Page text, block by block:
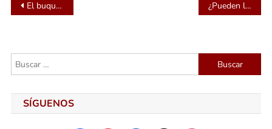
Navegación
entradas
El buque portacontenedores más grande del mundo completa su primer viaje de Asia a Europa ¿Pueden los cajeros automáticos llevar tráfico a la sucursal bancaria?
Buscar:
SÍGUENOS